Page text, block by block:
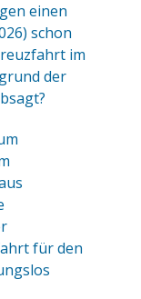
einen
schon
im
der
für den